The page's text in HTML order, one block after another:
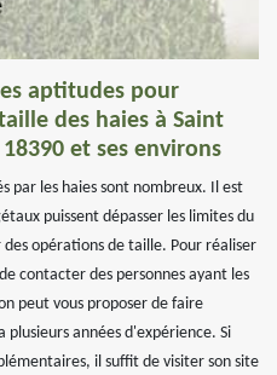
aptitudes pour
des haies à Saint
et ses environs
par les haies sont nombreux. Il est
puissent dépasser les limites du
opérations de taille. Pour réaliser
contacter des personnes ayant les
peut vous proposer de faire
plusieurs années d'expérience. Si
il suffit de visiter son site